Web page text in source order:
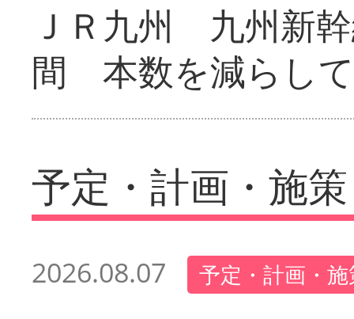
ＪＲ九州 九州新
間 本数を減らし
予定・計画・施策
2026.08.07 予定・計画・